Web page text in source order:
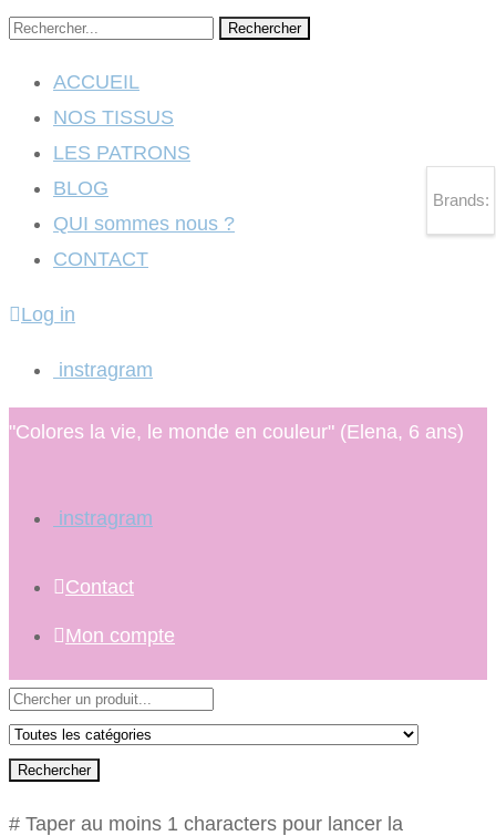
Rechercher
ACCUEIL
NOS TISSUS
LES PATRONS
BLOG
QUI sommes nous ?
CONTACT
Log in
instragram
"Colores la vie, le monde en couleur" (Elena, 6 ans)
instragram
Contact
Mon compte
Rechercher
# Taper au moins 1 characters pour lancer la
Brands: